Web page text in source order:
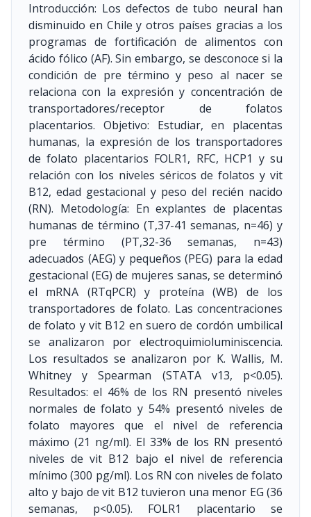
Introducción: Los defectos de tubo neural han
disminuido en Chile y otros países gracias a los
programas de fortificación de alimentos con
ácido fólico (AF). Sin embargo, se desconoce si la
condición de pre término y peso al nacer se
relaciona con la expresión y concentración de
transportadores/receptor de folatos
placentarios. Objetivo: Estudiar, en placentas
humanas, la expresión de los transportadores
de folato placentarios FOLR1, RFC, HCP1 y su
relación con los niveles séricos de folatos y vit
B12, edad gestacional y peso del recién nacido
(RN). Metodología: En explantes de placentas
humanas de término (T,37-41 semanas, n=46) y
pre término (PT,32-36 semanas, n=43)
adecuados (AEG) y pequeños (PEG) para la edad
gestacional (EG) de mujeres sanas, se determinó
el mRNA (RTqPCR) y proteína (WB) de los
transportadores de folato. Las concentraciones
de folato y vit B12 en suero de cordón umbilical
se analizaron por electroquimioluminiscencia.
Los resultados se analizaron por K. Wallis, M.
Whitney y Spearman (STATA v13, p<0.05).
Resultados: el 46% de los RN presentó niveles
normales de folato y 54% presentó niveles de
folato mayores que el nivel de referencia
máximo (21 ng/ml). El 33% de los RN presentó
niveles de vit B12 bajo el nivel de referencia
mínimo (300 pg/ml). Los RN con niveles de folato
alto y bajo de vit B12 tuvieron una menor EG (36
semanas, p<0.05). FOLR1 placentario se